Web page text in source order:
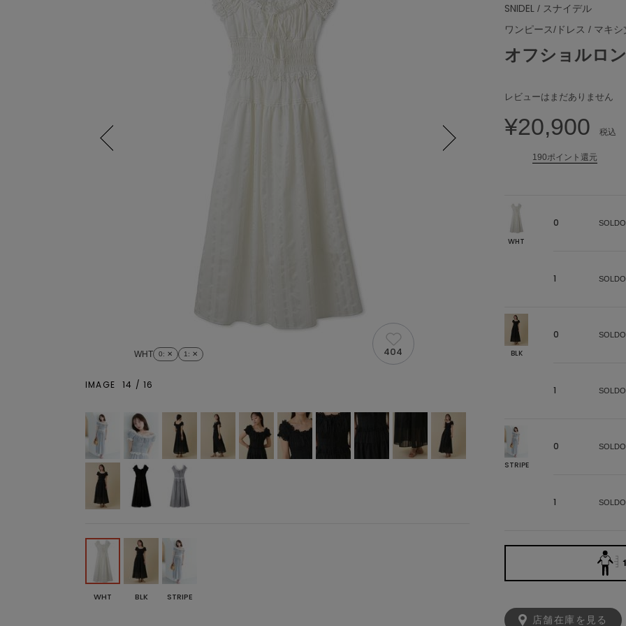
SNIDEL / スナイデル
ワンピース/ドレス / マキ
オフショルロ
レビューはまだありません
¥20,900 税込
190ポイント還元
WHT
0
1
BLK
0
1
STRIPE
0
1
店舗在庫を見る
WHT 0: ✕ 1 : ✕ 404
IMAGE 14 /16
WHT BLK STRIPE